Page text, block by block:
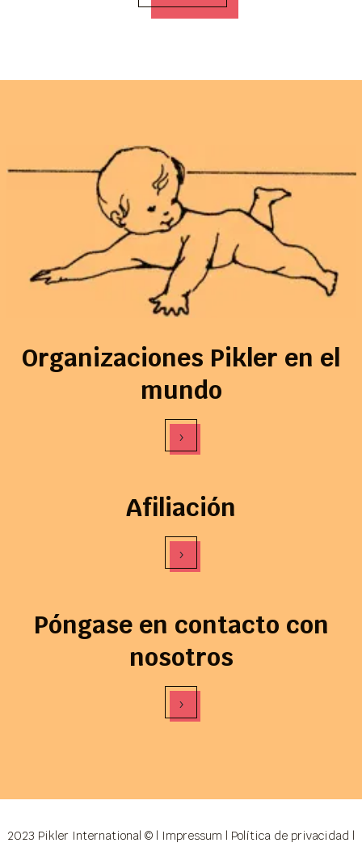
Organizaciones Pikler en el
mundo
›
Afiliación
›
Póngase en contacto con
nosotros
›
2023 Pikler International © | Impressum | Política de privacidad |